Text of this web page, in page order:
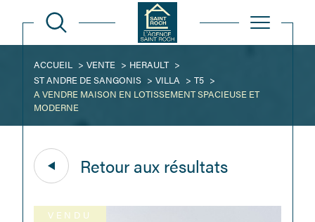
ACCUEIL VENTE
HERAULT
ST ANDRE DE SANGONIS
VILLA
T5
A VENDRE MAISON EN LOTISSEMENT SPACIEUSE ET
MODERNE
Retour aux résultats
VENDU